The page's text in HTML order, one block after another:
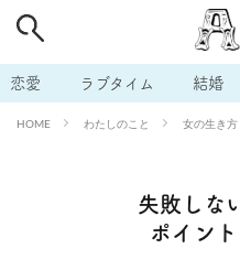
恋愛 ラブタイム 結婚
HOME わたしのこと 女の生き方
失敗しな
ポイン
# 男の
# 出会う方法 # マッチ